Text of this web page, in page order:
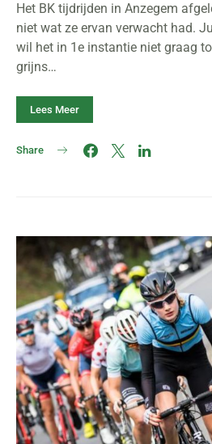
Het BK tijdrijden in Anzegem
niet wat ze ervan verwacht had.
wil het in 1e instantie niet graag
grijns…
Lees Meer
Share